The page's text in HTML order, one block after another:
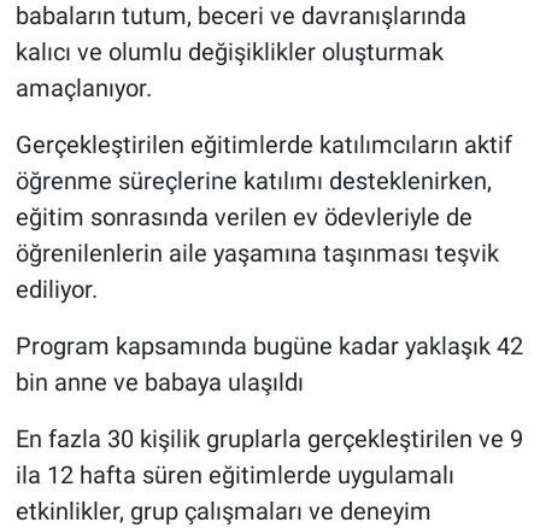
babaların tutum, beceri ve davranışlarında
kalıcı ve olumlu değişiklikler oluşturmak
amaçlanıyor.
Gerçekleştirilen eğitimlerde katılımcıların aktif
öğrenme süreçlerine katılımı desteklenirken,
eğitim sonrasında verilen ev ödevleriyle de
öğrenilenlerin aile yaşamına taşınması teşvik
ediliyor.
Program kapsamında bugüne kadar yaklaşık 42
bin anne ve babaya ulaşıldı
En fazla 30 kişilik gruplarla gerçekleştirilen ve 9
ila 12 hafta süren eğitimlerde uygulamalı
etkinlikler, grup çalışmaları ve deneyim